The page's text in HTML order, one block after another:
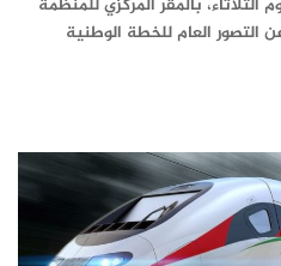
التصور العام للخطة الوطنية